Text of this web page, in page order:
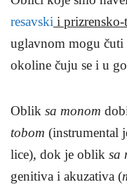
resavski i
uglavnom mogu čuti
okoline čuju se i u
Oblik sa monom
tobom (instrumental
lice), dok je oblik sa
genitiva i akuzativa (